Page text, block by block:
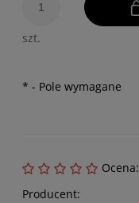
szt.
* - Pole wymagane
Ocena:
Producent: